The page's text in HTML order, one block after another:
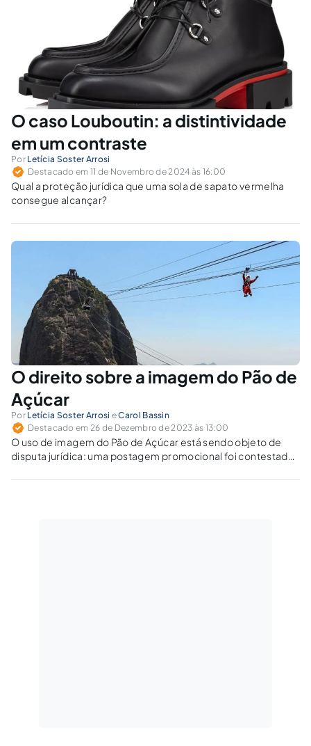
O caso Louboutin: a distintividade
em um contraste
Por Letícia Soster Arrosi
Destacado em 11 de Novembro de 2024 às 16:00
Qual a proteção jurídica que uma sola de sapato vermelha
consegue alcançar?
O direito sobre a imagem do Pão de
Açúcar
Por Letícia Soster Arrosi eCarol Bassin
Destacado em 26 de Dezembro de 2023 às 13:00
O uso de imagem do Pão de Açúcar está sendo objeto de
disputa jurídica: uma postagem promocional foi contestada